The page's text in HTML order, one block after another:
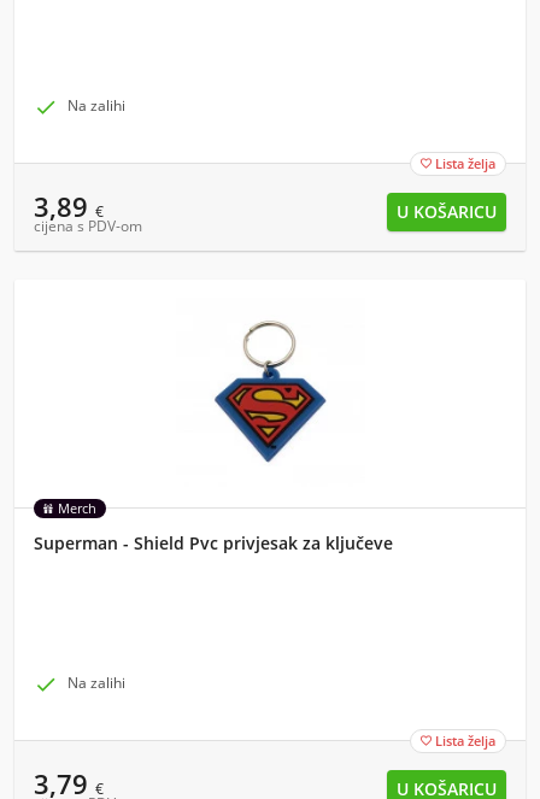
 Na zalihi
 Lista želja
3,89 €
cijena s PDV-om
Merch
Superman - Shield Pvc privjesak za ključeve
 Na zalihi
 Lista želja
3,79 €